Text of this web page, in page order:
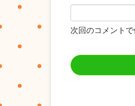
次回のコメント